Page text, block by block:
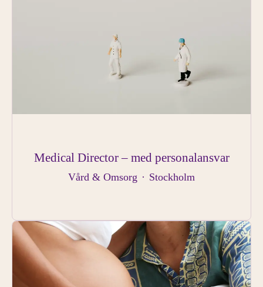
Medical Director – med personalansvar
Vård & Omsorg · Stockholm